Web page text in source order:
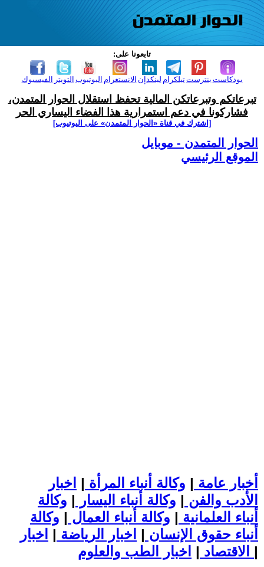
تابعونا على:
الفيسبوك التويتر اليوتيوب الانستغرام لينكدإن تيلكرامبنترست بودكاست
تبرعاتكم وتبرعاتكن المالية تحفظ استقلال الحوار المتمدن،
فشاركونا في دعم استمرارية هذا الفضاء اليساري الحر
[اشترك في قناة ‫«الحوار المتمدن» على اليوتيوب]
الحوار المتمدن - موبايل
الموقع الرئيسي
أخبار عامة | وكالة أنباء المرأة | اخبار
الأدب والفن | وكالة أنباء اليسار | وكالة
أنباء العلمانية | وكالة أنباء العمال | وكالة
أنباء حقوق الإنسان | اخبار الرياضة | اخبار
الاقتصاد | |